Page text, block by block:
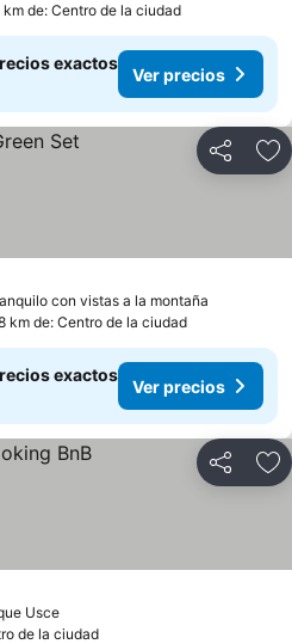
km de: Centro de la ciudad
exactos
Ver precios
Compartir
con vistas a la montaña
km de: Centro de la ciudad
exactos
Ver precios
Compartir
UsceVer precios
de la ciudad